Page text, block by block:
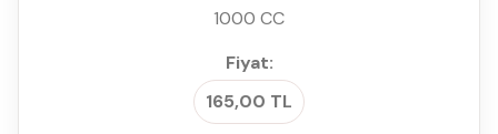
1000 CC
165,00 TL